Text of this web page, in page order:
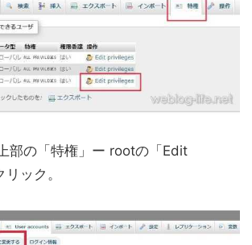
部の「特権」ー rootの「Edit
ック。